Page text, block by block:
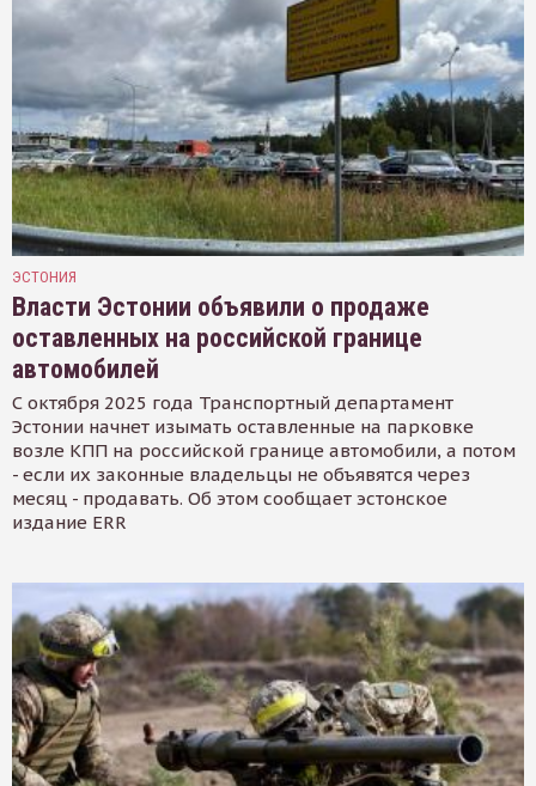
ЭСТОНИЯ
Власти Эстонии объявили о продаже
оставленных на российской границе
автомобилей
С октября 2025 года Транспортный департамент
Эстонии начнет изымать оставленные на парковке
возле КПП на российской границе автомобили, а потом
- если их законные владельцы не объявятся через
месяц - продавать. Об этом сообщает эстонское
издание ERR